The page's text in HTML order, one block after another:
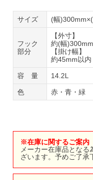
サイズ (幅
フック
部分
【外寸】
約(幅
【掛け幅】
約45mm以内
容 量 14.2L
色 赤・青・緑
※在庫に関するご案内
メーカー在庫品とな
ざいます。予めご了承